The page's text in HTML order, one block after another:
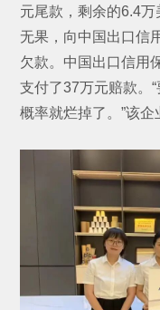
元尾款，剩余的6.4
无果，向中国出口信
欠款。中国出口信用
支付了37万元赔款。
概率就烂掉了。”该企